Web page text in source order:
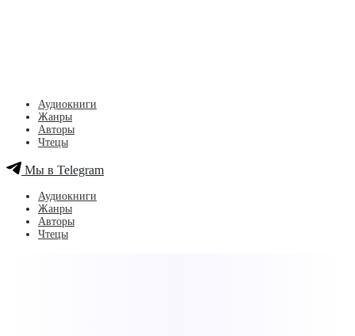
Аудиокниги
Жанры
Авторы
Чтецы
Мы в Telegram
Аудиокниги
Жанры
Авторы
Чтецы